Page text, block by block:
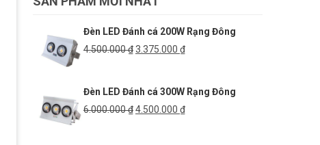
Đèn LED Đánh cá 200W Rạng Đông
4.500.000₫Giá
4.500.000 ₫.
3.375.000 ₫Giá
là:
3.375.000 ₫.
Đèn LED Đánh cá 300W Rạng Đông
6.000.000₫Giá
4.500.000 ₫Giá